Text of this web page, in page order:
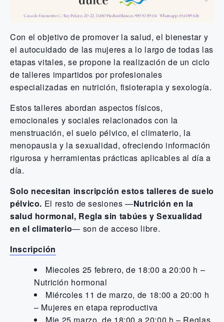
Con el objetivo de promover la salud, el bienestar y
el autocuidado de las mujeres a lo largo de todas las
etapas vitales, se propone la realización de un ciclo
de talleres impartidos por profesionales
especializadas en nutrición, fisioterapia y sexología.
Estos talleres abordan aspectos físicos,
emocionales y sociales relacionados con la
menstruación, el suelo pélvico, el climaterio, la
menopausia y la sexualidad, ofreciendo información
rigurosa y herramientas prácticas aplicables al día a
día.
Solo necesitan inscripción estos talleres de suelo
pélvico. El resto de sesiones —Nutrición en la
salud hormonal, Regla sin tabúes y Sexualidad
en el climaterio— son de acceso libre.
Inscripción
Miecoles 25 febrero, de 18:00 a 20:00 h –
Nutrición hormonal
Miércoles 11 de marzo, de 18:00 a 20:00 h
– Mujeres en etapa reproductiva